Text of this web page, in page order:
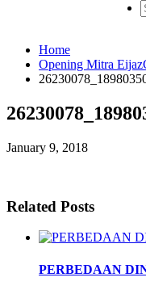
Home
Opening Mitra
January 9, 2018
Related Posts
PERBEDAAN